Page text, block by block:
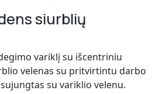
siurblių
variklį su išcentriniu
velenas su pritvirtintu darbo
su variklio velenu.